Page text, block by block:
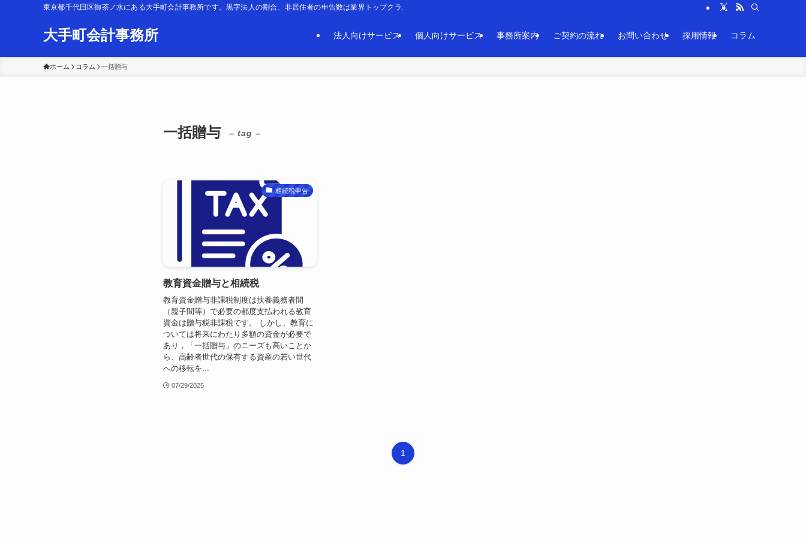
東京都千代田区御茶ノ水にある大手町会計事務所です。黒字法人の割合、非居住者の申告数は業界トップクラスです。平日夜間や土曜日・日曜日も対応しております。
大手町会計事務所 法人向けサービス 個人向けサービス 事務所案内 ご契約の流れ お問い合わせ 採用情報 コラム
ホーム コラム 一括贈与
一括贈与 – tag –
相続税申告
教育資金贈与と相続税
教育資金贈与非課税制度は扶養義務者間
（親子間等）で必要の都度支払われる教育
資金は贈与税非課税です。 しかし、教育に
ついては将来にわたり多額の資金が必要で
あり，「一括贈与」のニーズも高いことか
ら、高齢者世代の保有する資産の若い世代
への移転を...
07/29/2025
1